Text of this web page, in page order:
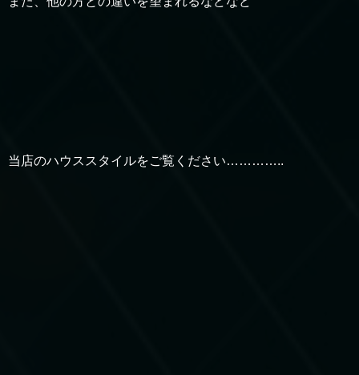
当店のハウススタイルをご覧ください…………..